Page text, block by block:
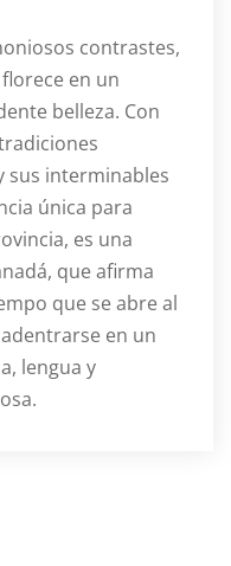
contrastes,
en un
belleza. Con
sus interminables
única para
es una
que afirma
que se abre al
en un
lengua y